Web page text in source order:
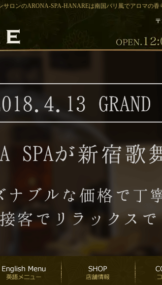
ロンのARONA-SPA-HANAREは南国バリ風でアロマの